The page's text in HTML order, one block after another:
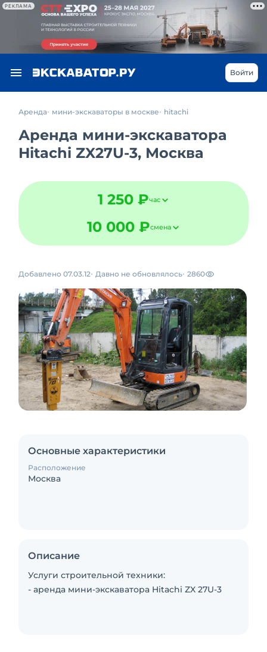
РЕКЛАМА
Войти
Аренда мини-экскаваторы в москве hitachi
Аренда мини-экскаватора
Hitachi ZX27U-3, Москва
1 250 ₽час
10 000 ₽смена
Добавлено 07.03.12 Давно не обновлялось 2860
Основные характеристики
Расположение
Москва
Описание
Услуги строительной техники:
- аренда мини-экскаватора Hitachi ZX 27U-3